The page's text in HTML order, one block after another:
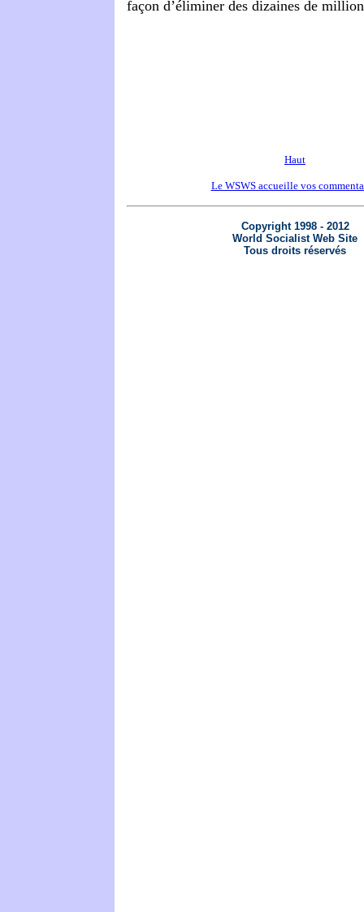
façon d’éliminer des dizaines de
Haut
Le WSWS accueille vos
Copyright 1998 - 2012
World Socialist Web Site
Tous droits réservés